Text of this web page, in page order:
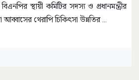
স্থায়ী কমিটির সদস্য ও প্রধানমন্ত্রীর
আব্বাসের থেরাপি চিকিৎসা উন্নতির...